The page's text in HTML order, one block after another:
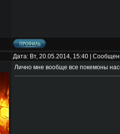
Дата: Вт, 20.05.2014, 15:40 |
Лично мне вообще все покемоны